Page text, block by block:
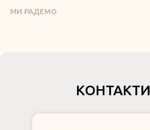
МИ РАДЕМО
КОНТАКТИ